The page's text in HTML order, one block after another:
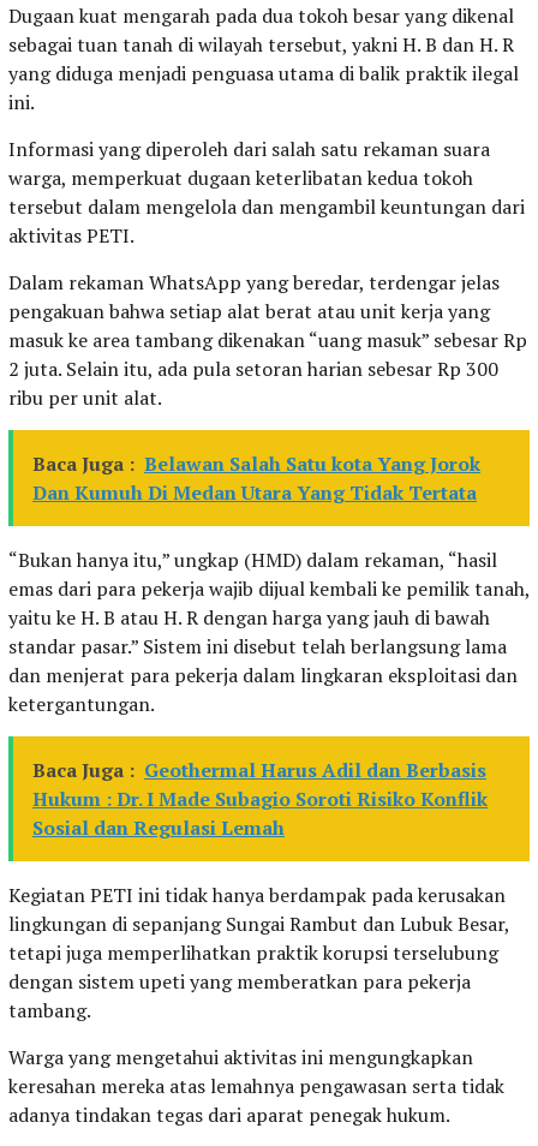
Dugaan kuat mengarah pada dua tokoh besar yang dikenal
sebagai tuan tanah di wilayah tersebut, yakni H. B dan H. R
yang diduga menjadi penguasa utama di balik praktik ilegal
ini.
Informasi yang diperoleh dari salah satu rekaman suara
warga, memperkuat dugaan keterlibatan kedua tokoh
tersebut dalam mengelola dan mengambil keuntungan dari
aktivitas PETI.
Dalam rekaman WhatsApp yang beredar, terdengar jelas
pengakuan bahwa setiap alat berat atau unit kerja yang
masuk ke area tambang dikenakan “uang masuk” sebesar Rp
2 juta. Selain itu, ada pula setoran harian sebesar Rp 300
ribu per unit alat.
Baca Juga : Belawan Salah Satu kota Yang Jorok
Dan Kumuh Di Medan Utara Yang Tidak Tertata
“Bukan hanya itu,” ungkap (HMD) dalam rekaman, “hasil
emas dari para pekerja wajib dijual kembali ke pemilik tanah,
yaitu ke H. B atau H. R dengan harga yang jauh di bawah
standar pasar.” Sistem ini disebut telah berlangsung lama
dan menjerat para pekerja dalam lingkaran eksploitasi dan
ketergantungan.
Baca Juga : Geothermal Harus Adil dan Berbasis
Hukum : Dr. I Made Subagio Soroti Risiko Konflik
Sosial dan Regulasi Lemah
Kegiatan PETI ini tidak hanya berdampak pada kerusakan
lingkungan di sepanjang Sungai Rambut dan Lubuk Besar,
tetapi juga memperlihatkan praktik korupsi terselubung
dengan sistem upeti yang memberatkan para pekerja
tambang.
Warga yang mengetahui aktivitas ini mengungkapkan
keresahan mereka atas lemahnya pengawasan serta tidak
adanya tindakan tegas dari aparat penegak hukum.